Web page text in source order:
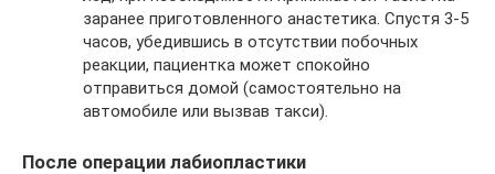
заранее приготовленного анастетика. Спустя 3-5
часов, убедившись в отсутствии побочных
реакции, пациентка может спокойно
отправиться домой (самостоятельно на
автомобиле или вызвав такси).
После операции лабиопластики